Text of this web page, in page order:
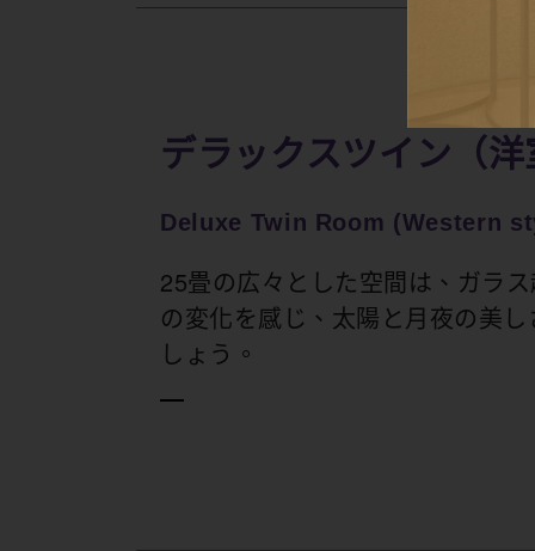
デラックスツイン（洋
Deluxe Twin Room (Western
25畳の広々とした空間は、ガラ
の変化を感じ、太陽と月夜の美
しょう。